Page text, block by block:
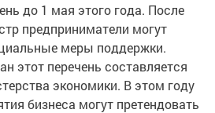
до 1 мая этого года. После
предприниматели могут
меры поддержки.
этот перечень составляется
экономики. В этом году
бизнеса могут претендовать